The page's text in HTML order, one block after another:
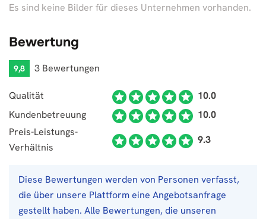
Es sind keine Bilder für dieses Unternehmen vorhanden.
Bewertung
9,8 3 Bewertungen
Qualität
10.0
Kundenbetreuung
10.0
Preis-Leistungs-
Verhältnis
9.3
Diese Bewertungen werden von Personen verfasst,
die über unsere Plattform eine Angebotsanfrage
gestellt haben. Alle Bewertungen, die unseren